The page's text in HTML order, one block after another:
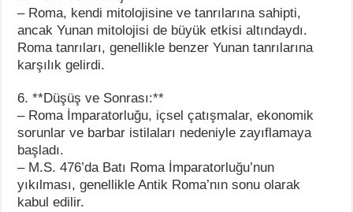
– Roma, kendi mitolojisine ve tanrılarına sahipti,
ancak Yunan mitolojisi de büyük etkisi altındaydı.
Roma tanrıları, genellikle benzer Yunan tanrılarına
karşılık gelirdi.
6. **Düşüş ve Sonrası:**
– Roma İmparatorluğu, içsel çatışmalar, ekonomik
sorunlar ve barbar istilaları nedeniyle zayıflamaya
başladı.
– M.S. 476’da Batı Roma İmparatorluğu’nun
yıkılması, genellikle Antik Roma’nın sonu olarak
kabul edilir.